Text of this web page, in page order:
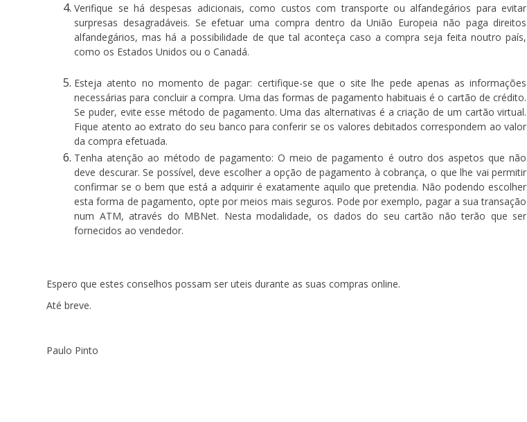
Verifique se há despesas adicionais, como custos com transporte ou alfandegários para evitar
surpresas desagradáveis. Se efetuar uma compra dentro da União Europeia não paga direitos
alfandegários, mas há a possibilidade de que tal aconteça caso a compra seja feita noutro país,
como os Estados Unidos ou o Canadá.
Esteja atento no momento de pagar: certifique-se que o site lhe pede apenas as informações
necessárias para concluir a compra. Uma das formas de pagamento habituais é o cartão de crédito.
Se puder, evite esse método de pagamento. Uma das alternativas é a criação de um cartão virtual.
Fique atento ao extrato do seu banco para conferir se os valores debitados correspondem ao valor
da compra efetuada.
Tenha atenção ao método de pagamento:O meio de pagamento é outro dos aspetos que não
deve descurar. Se possível, deve escolher a opção de pagamento à cobrança, o que lhe vai permitir
confirmar se o bem que está a adquirir é exatamente aquilo que pretendia. Não podendo escolher
esta forma de pagamento, opte por meios mais seguros. Pode por exemplo, pagar a sua transação
num ATM, através do MBNet. Nesta modalidade, os dados do seu cartão não terão que ser
fornecidos ao vendedor.
Espero que estes conselhos possam ser uteis durante as suas compras online.
Até breve.
Paulo Pinto